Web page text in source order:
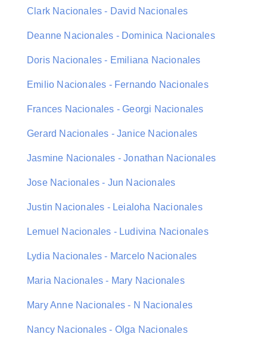
Clark Nacionales - David Nacionales
Deanne Nacionales - Dominica Nacionales
Doris Nacionales - Emiliana Nacionales
Emilio Nacionales - Fernando Nacionales
Frances Nacionales - Georgi Nacionales
Gerard Nacionales - Janice Nacionales
Jasmine Nacionales - Jonathan Nacionales
Jose Nacionales - Jun Nacionales
Justin Nacionales - Leialoha Nacionales
Lemuel Nacionales - Ludivina Nacionales
Lydia Nacionales - Marcelo Nacionales
Maria Nacionales - Mary Nacionales
Mary Anne Nacionales - N Nacionales
Nancy Nacionales - Olga Nacionales